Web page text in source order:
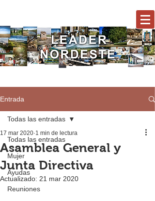
Entrada
Todas las entradas
Mujer
Ayudas
Reuniones
Todas las entradas
Asamblea General y
Junta Directiva
17 mar 2020 1 min de lectura
Actualizado: 21 mar 2020